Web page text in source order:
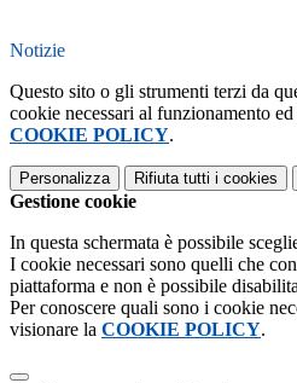
Notizie
Questo sito o gli strumenti terzi da
cookie necessari al funzionamento
COOKIE POLICY.
Personalizza Rifiuta tutti i cookies
Gestione cookie
In questa schermata è possibile
I cookie necessari sono quelli che
piattaforma e non è possibile
Per conoscere quali sono i cookie
visionare la COOKIE POLICY.